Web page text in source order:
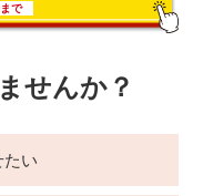
で
せんか？
たい